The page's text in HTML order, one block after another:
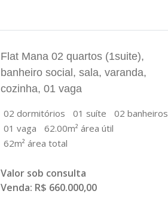
Flat Mana 02 quartos (1suite),
banheiro social, sala, varanda,
cozinha, 01 vaga
02 dormitórios 01 suíte
02 banheiros
01 vaga
62.00m² área útil
62m² área total
Valor sob consulta
Venda: R$ 660.000,00